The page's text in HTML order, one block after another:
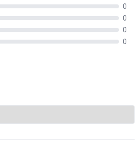
0
0
0
0